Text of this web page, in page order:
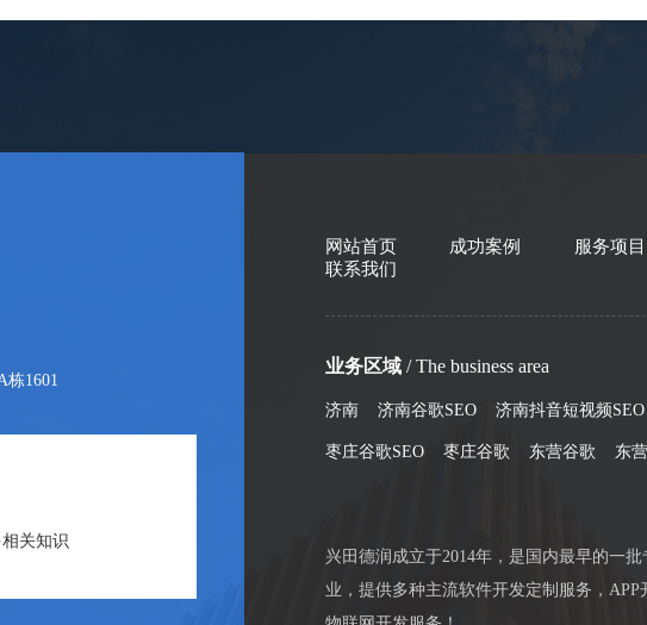
栋1601
关知识
网站首页 成功案例 服务项目
联系我们
业务区域/ The business area
济南 济南谷歌SEO 济南抖音短视频SEO
枣庄谷歌SEO 枣庄谷歌 东营谷歌 东
兴田德润成立于2014年，是国内最早的一
业，提供多种主流软件开发定制服务，APP